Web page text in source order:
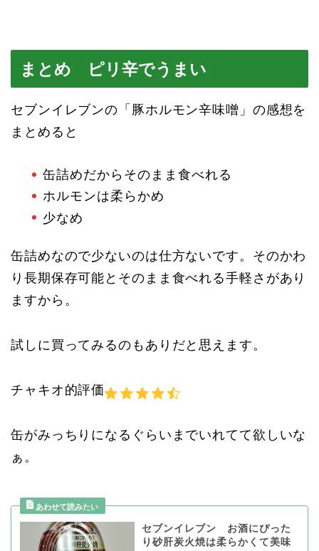
まとめ ピリ辛でうまい
セブンイレブンの「豚ホルモン辛味噌」の感想を
まとめると
缶詰めだからそのまま食べれる
ホルモンは柔らかめ
少なめ
缶詰めなので少ないのは仕方ないです。そのかわ
り長期保存可能とそのまま食べれる手軽さがあり
ますから。
試しに買ってみるのもありだと思えます。
チャキオ的評価
缶がみっちりになるぐらいまでいれてて欲しいな
ぁ。
セブンイレブン お酒にぴった
り砂肝炭火焼は柔らかくて美味